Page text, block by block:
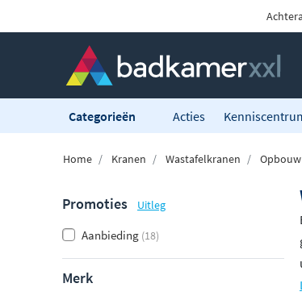
Categorieën Acties
Home Kranen Wastafelkranen
Promoties Uitleg
Aanbieding (18)
Merk